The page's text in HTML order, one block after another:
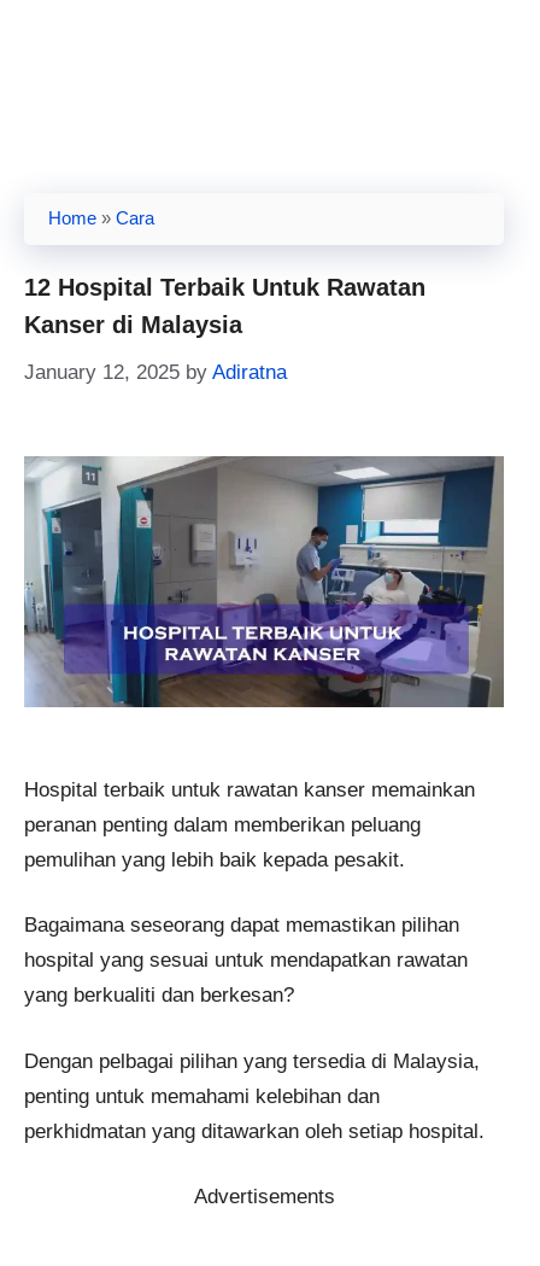
Home » Cara
12 Hospital Terbaik Untuk Rawatan
Kanser di Malaysia
January 12, 2025 by Adiratna
Hospital terbaik untuk rawatan kanser memainkan
peranan penting dalam memberikan peluang
pemulihan yang lebih baik kepada pesakit.
Bagaimana seseorang dapat memastikan pilihan
hospital yang sesuai untuk mendapatkan rawatan
yang berkualiti dan berkesan?
Dengan pelbagai pilihan yang tersedia di Malaysia,
penting untuk memahami kelebihan dan
perkhidmatan yang ditawarkan oleh setiap hospital.
Advertisements